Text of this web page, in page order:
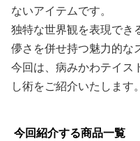
ないアイテムです。
独特な世界観を表現でき
儚さを併せ持つ魅力的な
今回は、病みかわテイス
し術をご紹介いたします。
今回紹介する商品一覧